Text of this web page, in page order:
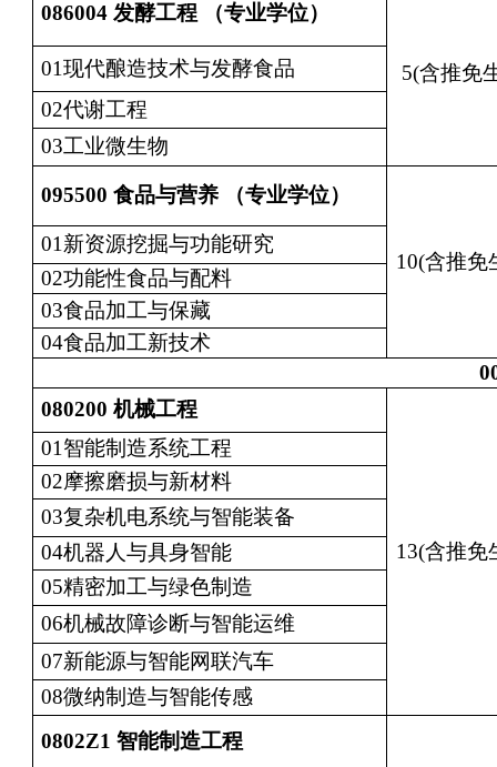
086004 发酵工程 （专业学位）
5(含推免
01现代酿造技术与发酵食品
02代谢工程
03工业微生物
095500 食品与营养 （专业学位）
10(含推免
01新资源挖掘与功能研究
02功能性食品与配料
03食品加工与保藏
04食品加工新技术
080200 机械工程
13(含推免
01智能制造系统工程
02摩擦磨损与新材料
03复杂机电系统与智能装备
04机器人与具身智能
05精密加工与绿色制造
06机械故障诊断与智能运维
07新能源与智能网联汽车
08微纳制造与智能传感
0802Z1 智能制造工程